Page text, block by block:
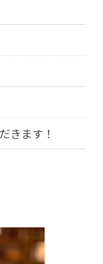
きます！